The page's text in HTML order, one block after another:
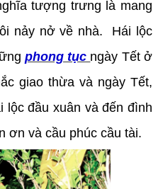
tượng trưng là mang
nảy nở về nhà. Hái lộc
phong tục ngày Tết ở
giao thừa và ngày Tết,
lộc đầu xuân và đến đình
ơn và cầu phúc cầu tài.